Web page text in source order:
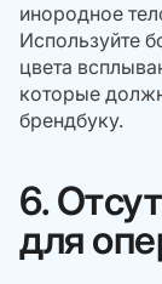
инородное
Используйте
цвета
которые
брендбуку.
6.
для